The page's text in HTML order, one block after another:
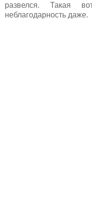
развелся. Такая
неблагодарность даже.